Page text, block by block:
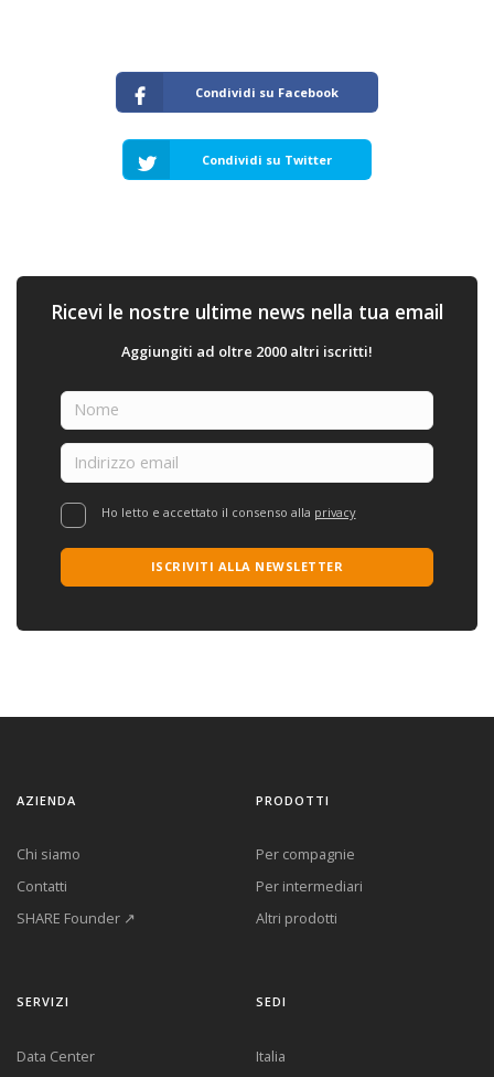
Condividi su Facebook
Condividi su Twitter
Ricevi le nostre ultime news nella tua email
Aggiungiti ad oltre 2000 altri iscritti!
Ho letto e accettato il consenso alla privacy
ISCRIVITI ALLA NEWSLETTER
AZIENDA
Chi siamo
Contatti
SHARE Founder ↗
PRODOTTI
Per compagnie
Per intermediari
Altri prodotti
SERVIZI
Data Center
SEDI
Italia